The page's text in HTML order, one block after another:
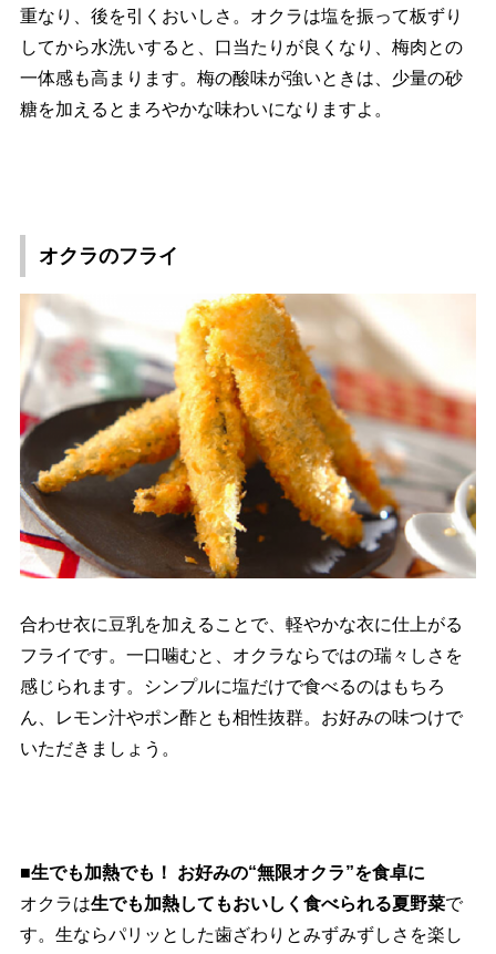
重なり、後を引くおいしさ。オクラは塩を振って板ずり
してから水洗いすると、口当たりが良くなり、梅肉との
一体感も高まります。梅の酸味が強いときは、少量の砂
糖を加えるとまろやかな味わいになりますよ。
オクラのフライ
合わせ衣に豆乳を加えることで、軽やかな衣に仕上がる
フライです。一口噛むと、オクラならではの瑞々しさを
感じられます。シンプルに塩だけで食べるのはもちろ
ん、レモン汁やポン酢とも相性抜群。お好みの味つけで
いただきましょう。
■生でも加熱でも！ お好みの“無限オクラ”を食卓に
オクラは生でも加熱してもおいしく食べられる夏野菜で
す。生ならパリッとした歯ざわりとみずみずしさを楽し